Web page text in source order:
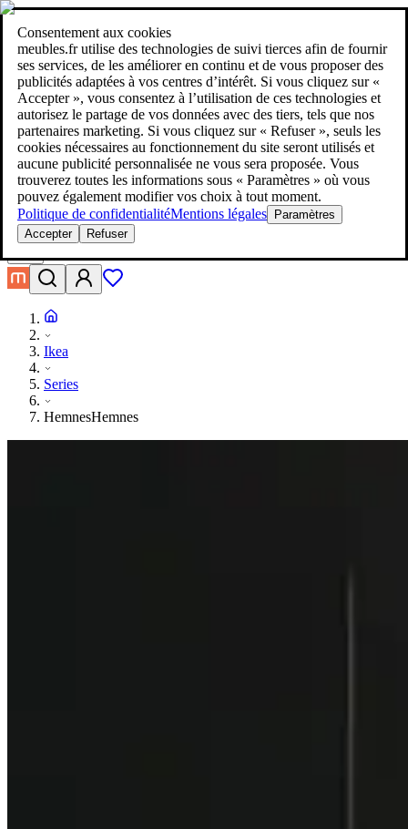
Consentement aux cookies
meubles.fr utilise des technologies de suivi tierces afin de fournir
ses services, de les améliorer en continu et de vous proposer des
publicités adaptées à vos centres d’intérêt. Si vous cliquez sur «
Accepter », vous consentez à l’utilisation de ces technologies et
autorisez le partage de vos données avec des tiers, tels que nos
partenaires marketing. Si vous cliquez sur « Refuser », seuls les
cookies nécessaires au fonctionnement du site seront utilisés et
aucune publicité personnalisée ne vous sera proposée. Vous
trouverez toutes les informations sous « Paramètres » où vous
pouvez également modifier vos choix à tout moment.
Politique de confidentialitéMentions légales
Paramètres
Accepter
Refuser
meubles.fr - meublez-vous au meilleur prix !Plus de 100 millions de
produits en comparaison de prix
dans neuf pays
meubles.fr - meublez-vous au meilleur prix !
Plus de 100 millions de produits en comparaison de prix
Plus de 1 000 boutiques en ligne dans neuf pays
En savoir plus
Rechercher
meublez-vous au meilleur prix!meublez-vous au meilleur prix!
Ikea
Series
HemnesHemnes